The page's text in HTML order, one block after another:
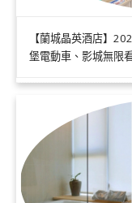
【蘭城晶英酒店】
堡電動車、影城無限